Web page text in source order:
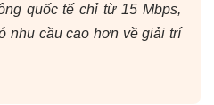
quốc tế chỉ từ 15 Mbps,
nhu cầu cao hơn về giải trí